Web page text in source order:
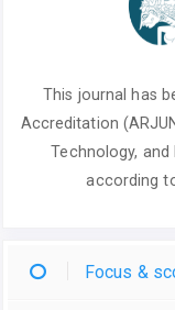
This journal has
Accreditation
Technology, and
according
Focus &